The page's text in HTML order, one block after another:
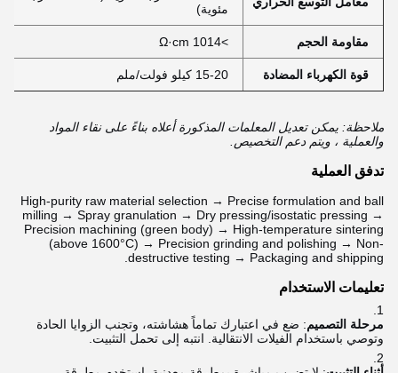
مئوية)
مقاومة الحجم >1014 Ω·cm
قوة الكهرباء المضادة 15-20 كيلو فولت/ملم
ملاحظة: يمكن تعديل المعلمات المذكورة أعلاه بناءً على نقاء المواد
والعملية ، ويتم دعم التخصيص.
تدفق العملية
High-purity raw material selection → Precise formulation and ball
milling → Spray granulation → Dry pressing/isostatic pressing →
Precision machining (green body) → High-temperature sintering
(above 1600°C) → Precision grinding and polishing → Non-
destructive testing → Packaging and shipping.
تعليمات الاستخدام
مرحلة التصميم: ضع في اعتبارك تماماً هشاشته، وتجنب الزوايا الحادة
وتوصي باستخدام الفيلات الانتقالية. انتبه إلى تحمل التثبيت.